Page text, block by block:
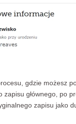
gdzie możesz
zapisu głównego, po
zapisu jako